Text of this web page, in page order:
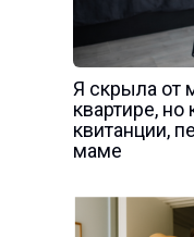
Я скрыла от
квартире, но
квитанции,
маме